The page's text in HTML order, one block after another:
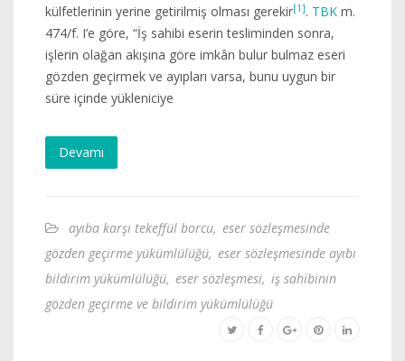
külfetlerinin yerine getirilmiş olması gerekir[1]. TBK m.
474/f. I’e göre, “İş sahibi eserin tesliminden sonra,
işlerin olağan akışına göre imkân bulur bulmaz eseri
gözden geçirmek ve ayıpları varsa, bunu uygun bir
süre içinde yükleniciye
Devamı
ayıba karşı tekeffül borcu, eser sözleşmesinde
gözden geçirme yükümlülüğü, eser sözleşmesinde ayıbı
bildirim yükümlülüğü, eser sözleşmesi, iş sahibinin
gözden geçirme ve bildirim yükümlülüğü